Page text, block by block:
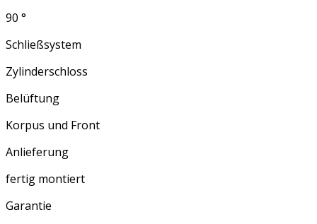
90 °
Schließsystem
Zylinderschloss
Belüftung
Korpus und Front
Anlieferung
fertig montiert
Garantie